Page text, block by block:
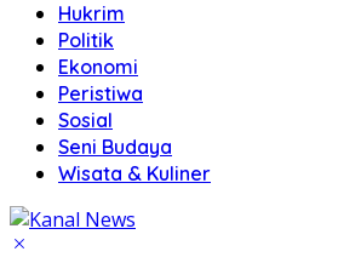
Hukrim
Politik
Ekonomi
Peristiwa
Sosial
Seni Budaya
Wisata & Kuliner